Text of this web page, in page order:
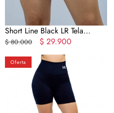
Short Line Black LR Tela
Gruesa
Precio
$ 80.000
Precio
en
oferta
$ 29.900
Short
Marino
Oferta